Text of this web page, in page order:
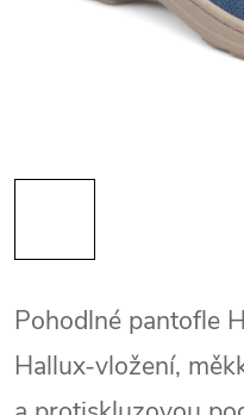
Pohodlné pantofle
Hallux‑vložení,